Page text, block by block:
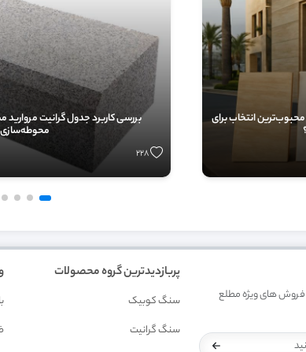
انتخاب برای بررسی کاربرد جدول گرانیت مروارید
228
فروش های ویژه مطلع
پربازدیدترین گروه محصولات
سنگ کوبیک
سنگ گرانیت